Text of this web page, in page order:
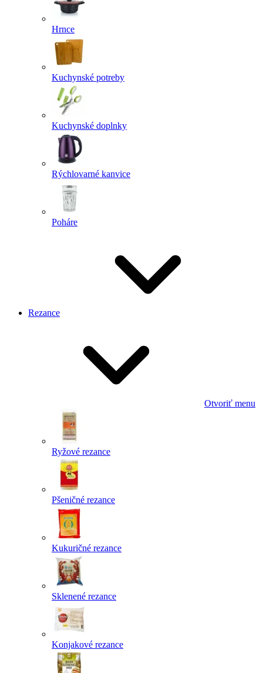
Hrnce
Kuchynské potreby
Kuchynské doplnky
Rýchlovarné kanvice
Poháre
Rezance
Otvoriť menu
Ryžové rezance
Pšeničné rezance
Kukuričné rezance
Sklenené rezance
Konjakové rezance